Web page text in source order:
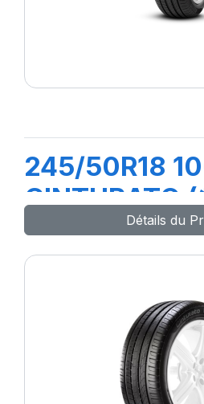
245/50R18
CINTURATO
Détails du